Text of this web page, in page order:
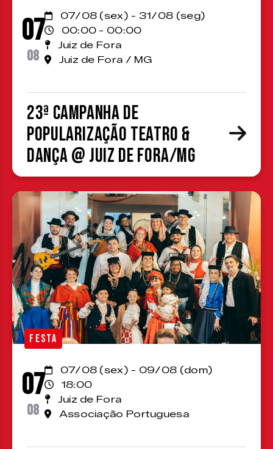
07
08
07/08 (sex) - 31/08 (seg)
00:00 - 00:00
Juiz de Fora
Juiz de Fora / MG
23ª Campanha de
Popularização Teatro &
Dança @ Juiz de Fora/MG
FESTA
07
08
07/08 (sex) - 09/08 (dom)
18:00
Juiz de Fora
Associação Portuguesa